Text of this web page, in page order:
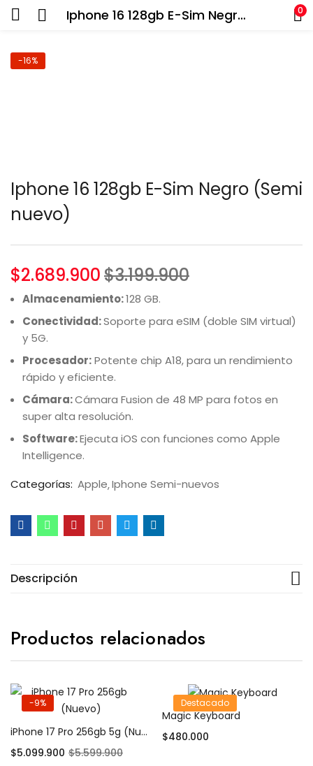
Iphone 16 128gb E-Sim Negro (Semi nuevo) 0
-16%
Iphone 16 128gb E-Sim Negro (Semi
nuevo)
$2.689.900$3.199.900
Almacenamiento:128 GB.
Conectividad:Soporte para eSIM (doble SIM virtual)
y 5G.
Procesador:Potente chip A18, para un rendimiento
rápido y eficiente.
Cámara:Cámara Fusion de 48 MP para fotos en
super alta resolución.
Software:Ejecuta iOS con funciones como Apple
Intelligence.
Categorías: Apple Iphone Semi-nuevos
Descripción
Productos relacionados
-9%
iPhone 17 Pro 256gb 5g (Nuevo)
$5.099.900 $5.599.900
Destacado
Magic Keyboard
$480.000